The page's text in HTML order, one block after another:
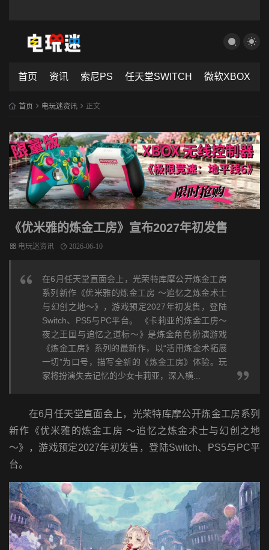
首页 资讯 索尼PS 任天堂SWITCH 微软XBOX
首页 电玩迷资讯 正文
《优米雅的炼金工房》宣布2027年初发售
电玩迷资讯 2026-06-10
在6月任天堂直面会上，光荣特库摩公开炼金工房
系列新作《优米雅的炼金工房 ～追忆之炼金术士
与幻创之地～》，游戏预定2027年初发售，登陆
Switch、PS5与PC平台。 《卡莉亚的炼金工房～
夜之王国与追忆之道标～》是炼金角色扮演游戏
《炼金工房》系列的最新作，以“活用炼金术拓展
一切”为口号，描写全新的《炼金工房》体验。玩
家将扮演失去记忆的少女卡莉亚，深入横...
在6月任天堂直面会上，光荣特库摩公开炼金工房系列
新作《优米雅的炼金工房 ～追忆之炼金术士与幻创之地
～》，游戏预定2027年初发售，登陆Switch、PS5与PC平
台。